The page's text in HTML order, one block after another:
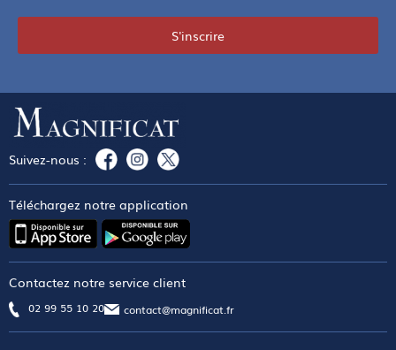
S'inscrire
Suivez-nous :
Téléchargez notre application
Contactez notre service client
02 99 55 10 20 contact@magnificat.fr